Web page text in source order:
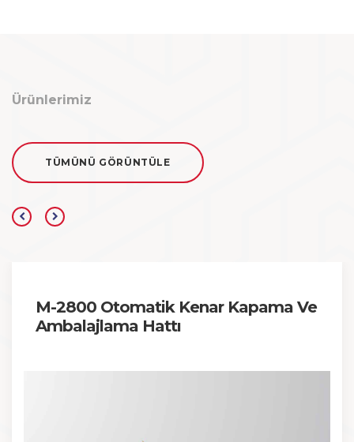
Ürünlerimiz
TÜMÜNÜ GÖRÜNTÜLE
M-2800 Otomatik Kenar Kapama Ve
Ambalajlama Hattı